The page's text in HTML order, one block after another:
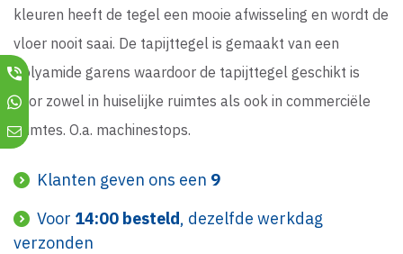
kleuren heeft de tegel een mooie afwisseling en wordt de
vloer nooit saai. De tapijttegel is gemaakt van een
Polyamide garens waardoor de tapijttegel geschikt is
voor zowel in huiselijke ruimtes als ook in commerciële
ruimtes. O.a. machinestops.
Klanten geven ons een 9
Voor 14:00 besteld, dezelfde werkdag
verzonden